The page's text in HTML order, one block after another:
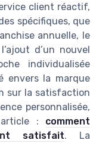
client réactif,
spécifiques, que
annuelle, le
d’un nouvel
individualisée
envers la marque
sur la satisfaction
personnalisée,
: comment
satisfait. La